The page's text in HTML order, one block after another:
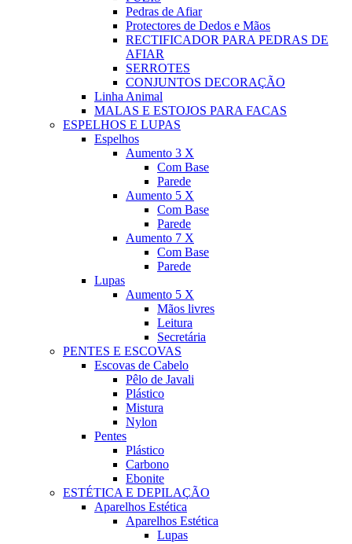
Pedras de Afiar
Protectores de Dedos e Mãos
RECTIFICADOR PARA PEDRAS DE
AFIAR
SERROTES
CONJUNTOS DECORAÇÃO
Linha Animal
MALAS E ESTOJOS PARA FACAS
ESPELHOS E LUPAS
Espelhos
Aumento 3 X
Com Base
Parede
Aumento 5 X
Com Base
Parede
Aumento 7 X
Com Base
Parede
Lupas
Aumento 5 X
Mãos livres
Leitura
Secretária
PENTES E ESCOVAS
Escovas de Cabelo
Pêlo de Javali
Plástico
Mistura
Nylon
Pentes
Plástico
Carbono
Ebonite
ESTÉTICA E DEPILAÇÃO
Aparelhos Estética
Aparelhos Estética
Lupas